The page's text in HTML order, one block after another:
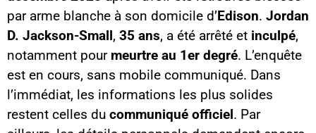
par arme blanche à son domicile d’Edison. Jordan
D. Jackson-Small, 35 ans, a été arrêté et inculpé,
notamment pour meurtre au 1er degré. L’enquête
est en cours, sans mobile communiqué. Dans
l’immédiat, les informations les plus solides
restent celles du communiqué officiel. Par